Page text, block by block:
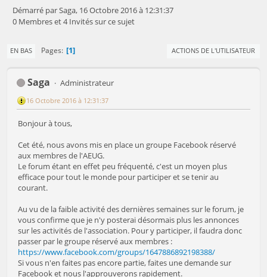
Démarré par Saga, 16 Octobre 2016 à 12:31:37
0 Membres et 4 Invités sur ce sujet
EN BAS Pages 1 ACTIONS DE L'UTILISATEUR
Saga Administrateur
16 Octobre 2016 à 12:31:37
Bonjour à tous,
Cet été, nous avons mis en place un groupe Facebook réservé
aux membres de l'AEUG.
Le forum étant en effet peu fréquenté, c'est un moyen plus
efficace pour tout le monde pour participer et se tenir au
courant.
Au vu de la faible activité des dernières semaines sur le forum, je
vous confirme que je n'y posterai désormais plus les annonces
sur les activités de l'association. Pour y participer, il faudra donc
passer par le groupe réservé aux membres :
https://www.facebook.com/groups/1647886892198388/
Si vous n'en faites pas encore partie, faites une demande sur
Facebook et nous l'approuverons rapidement.